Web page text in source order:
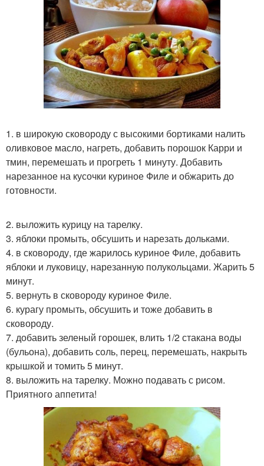
1. в широкую сковороду с высокими бортиками налить
оливковое масло, нагреть, добавить порошок Карри и
тмин, перемешать и прогреть 1 минуту. Добавить
нарезанное на кусочки куриное Филе и обжарить до
готовности.
2. выложить курицу на тарелку.
3. яблоки промыть, обсушить и нарезать дольками.
4. в сковороду, где жарилось куриное Филе, добавить
яблоки и луковицу, нарезанную полукольцами. Жарить 5
минут.
5. вернуть в сковороду куриное Филе.
6. курагу промыть, обсушить и тоже добавить в
сковороду.
7. добавить зеленый горошек, влить 1/2 стакана воды
(бульона), добавить соль, перец, перемешать, накрыть
крышкой и томить 5 минут.
8. выложить на тарелку. Можно подавать с рисом.
Приятного аппетита!